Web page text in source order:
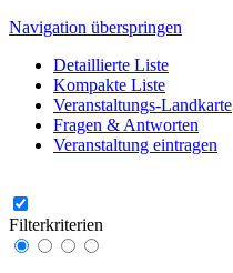
Navigation überspringen
Detaillierte Liste
Kompakte Liste
Veranstaltungs-Landkarte
Fragen & Antworten
Veranstaltung eintragen
Filterkriterien